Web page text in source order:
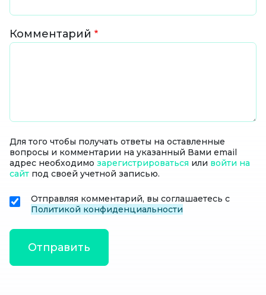
Комментарий
Для того чтобы получать ответы на оставленные
вопросы и комментарии на указанный Вами email
адрес необходимо зарегистрироваться или войти на
сайт под своей учетной записью.
Отправляя комментарий, вы соглашаетесь с
Политикой конфиденциальности